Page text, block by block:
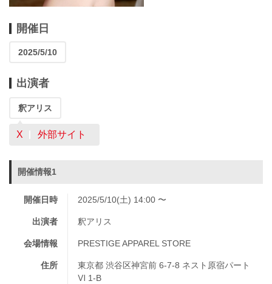
開催日
2025/5/10
出演者
釈アリス
X 外部サイト
開催情報1
開催日時 2025/5/10(土) 14:00 〜
出演者 釈アリス
会場情報 PRESTIGE APPAREL STORE
住所
東京都 渋谷区神宮前 6-7-8 ネスト原宿パート
Ⅵ 1-B